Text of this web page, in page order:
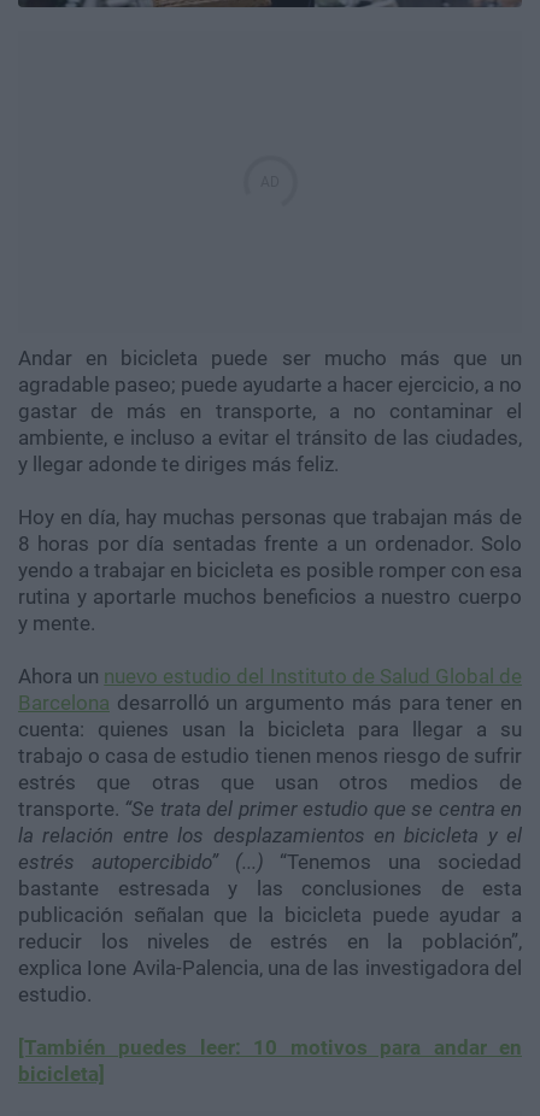
Andar en bicicleta puede ser mucho más que un
agradable paseo; puede ayudarte a hacer ejercicio, a no
gastar de más en transporte, a no contaminar el
ambiente, e incluso a evitar el tránsito de las ciudades,
y llegar adonde te diriges más feliz.
Hoy en día, hay muchas personas que trabajan más de
8 horas por día sentadas frente a un ordenador. Solo
yendo a trabajar en bicicleta es posible romper con esa
rutina y aportarle muchos beneficios a nuestro cuerpo
y mente.
Ahora un nuevo estudio del Instituto de Salud Global de
Barcelona desarrolló un argumento más para tener en
cuenta: quienes usan la bicicleta para llegar a su
trabajo o casa de estudio tienen menos riesgo de sufrir
estrés que otras que usan otros medios de
transporte. “Se trata del primer estudio que se centra en
la relación entre los desplazamientos en bicicleta y el
estrés autopercibido” (...) “Tenemos una sociedad
bastante estresada y las conclusiones de esta
publicación señalan que la bicicleta puede ayudar a
reducir los niveles de estrés en la población”,
explica Ione Avila-Palencia, una de las investigadora del
estudio.
[También puedes leer: 10 motivos para andar en
bicicleta]